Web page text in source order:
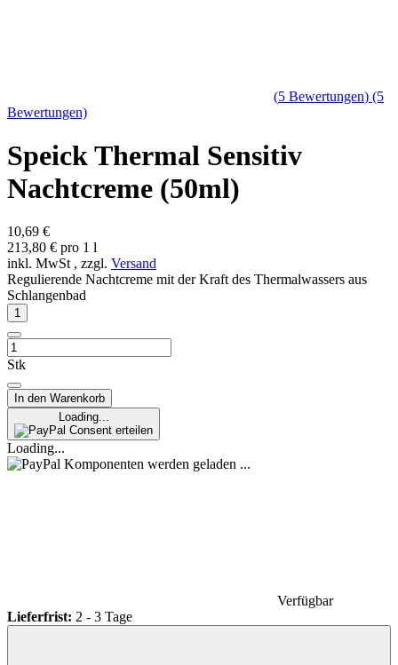
(5 Bewertungen) (5
Bewertungen)
Speick Thermal Sensitiv
Nachtcreme (50ml)
10,69 €
213,80 € pro 1 l
inkl. MwSt , zzgl. Versand
Regulierende Nachtcreme mit der Kraft des Thermalwassers aus
Schlangenbad
Stk
In den Warenkorb
Loading...
Consent erteilen
Loading...
Komponenten werden geladen ...
Verfügbar
Lieferfrist: 2 - 3 Tage